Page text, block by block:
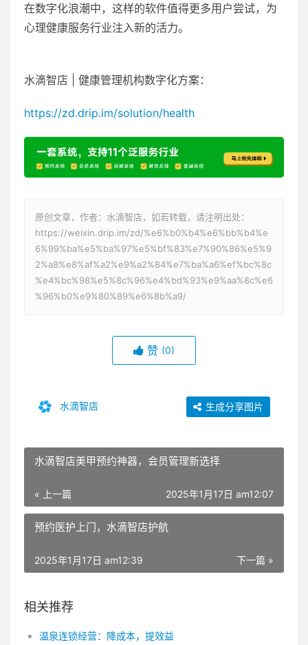
在数字化浪潮中，这样的软件值得更多用户尝试，为
心理健康服务行业注入新的活力。
水滴智店 | 健康管理机构数字化方案：
https://zd.drip.im/solution/health
原创文章，作者：水滴智店，如若转载，请注明出处：
https://weixin.drip.im/zd/%e6%b0%b4%e6%bb%b4%e
6%99%ba%e5%ba%97%e5%bf%83%e7%90%86%e5%9
2%a8%e8%af%a2%e9%a2%84%e7%ba%a6%ef%bc%8c
%e4%bc%98%e5%8c%96%e4%bd%93%e9%aa%8c%e6
%96%b0%e9%80%89%e6%8b%a9/
赞 (0)
水滴智店 生成分享图片
水滴智店美甲预约神器，会员管理新选择
« 上一篇 2025年1月17日 am12:07
预约医护上门，水滴智店护航
下一篇 »
2025年1月17日 am12:39
相关推荐
温泉连锁经营：降成本，提效益